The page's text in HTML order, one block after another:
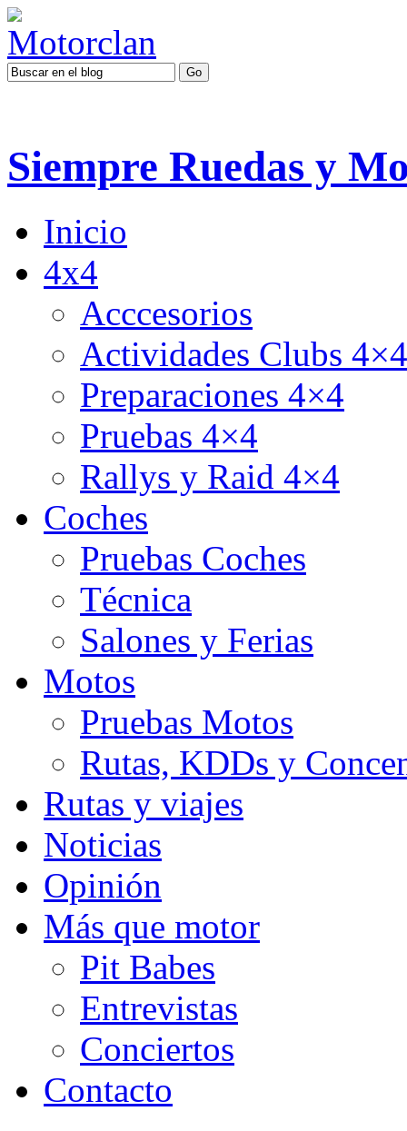
Siempre Ruedas y
Inicio
4x4
Acccesorios
Actividades Clubs 4×4
Preparaciones 4×4
Pruebas 4×4
Rallys y Raid 4×4
Coches
Pruebas Coches
Técnica
Salones y Ferias
Motos
Pruebas Motos
Rutas, KDDs y
Rutas y viajes
Noticias
Opinión
Más que motor
Pit Babes
Entrevistas
Conciertos
Contacto